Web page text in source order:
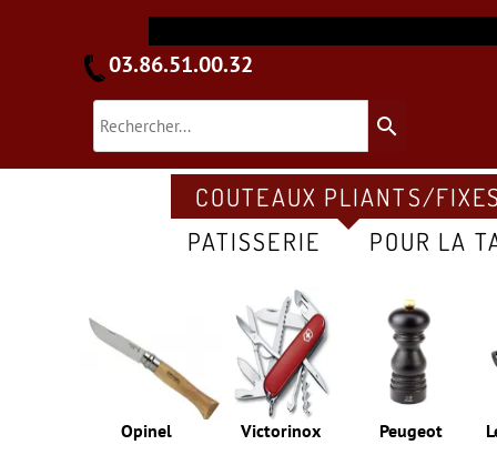
search
Peugeot
Victorinox
Opinel
COUTEAUX PLIANTS/FIXES
PATISSERIE
POUR LA
03.86.51.00.32